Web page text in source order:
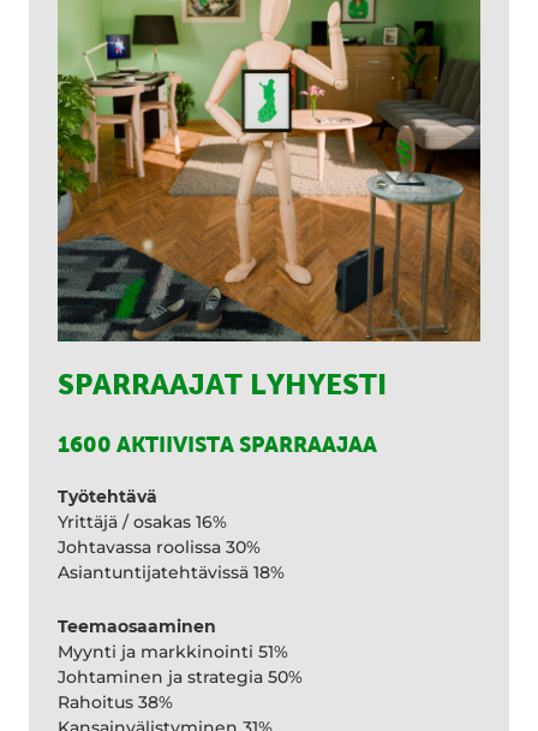
SPARRAAJAT LYHYESTI
1600 AKTIIVISTA SPARRAAJAA
Työtehtävä
Yrittäjä / osakas 16%
Johtavassa roolissa 30%
Asiantuntijatehtävissä 18%
Teemaosaaminen
Myynti ja markkinointi 51%
Johtaminen ja strategia 50%
Rahoitus 38%